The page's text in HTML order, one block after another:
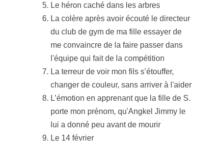
Le héron caché dans les arbres
La colère après avoir écouté le directeur
du club de gym de ma fille essayer de
me convaincre de la faire passer dans
l'équipe qui fait de la compétition
La terreur de voir mon fils s’étouffer,
changer de couleur, sans arriver à l'aider
L’émotion en apprenant que la fille de S.
porte mon prénom, qu'Angkel Jimmy le
lui a donné peu avant de mourir
Le 14 février